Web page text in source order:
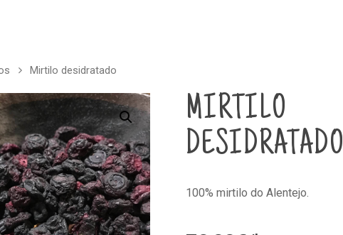
Mirtilo desidratado
MIRTILO
DESIDRATADO
100% mirtilo do Alentejo.